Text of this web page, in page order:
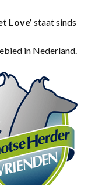
Love’ staat sinds
in Nederland.